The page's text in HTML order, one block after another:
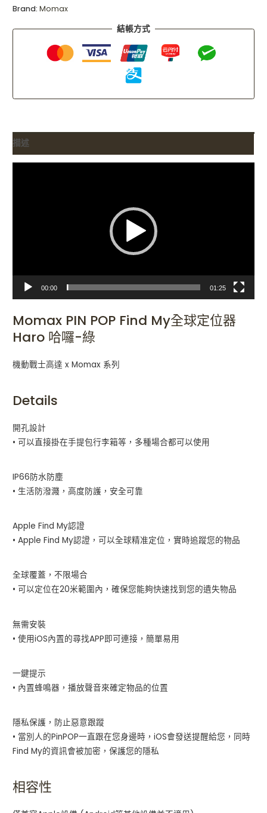
Brand:Momax
結帳方式
描述
00:00 01:25
Momax PIN POP Find My全球定位器
Haro 哈囉-綠
機動戰士高達 x Momax 系列
Details
開孔設計
• 可以直接掛在手提包行李箱等，多種場合都可以使用
IP66防水防塵
• 生活防潑濺，高度防護，安全可靠
Apple Find My認證
• Apple Find My認證，可以全球精准定位，實時追蹤您的物品
全球覆蓋，不限場合
• 可以定位在20米範圍內，確保您能夠快速找到您的遺失物品
無需安裝
• 使用iOS內置的尋找APP即可連接，簡單易用
一鍵提示
• 內置蜂鳴器，播放聲音來確定物品的位置
隱私保護，防止惡意跟蹤
• 當別人的PinPOP一直跟在您身邊時，iOS會發送提醒給您，同時
Find My的資訊會被加密，保護您的隱私
相容性